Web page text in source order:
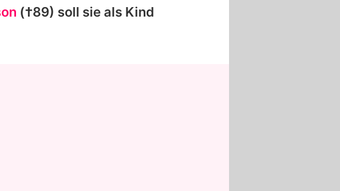
(†89) soll sie als Kind